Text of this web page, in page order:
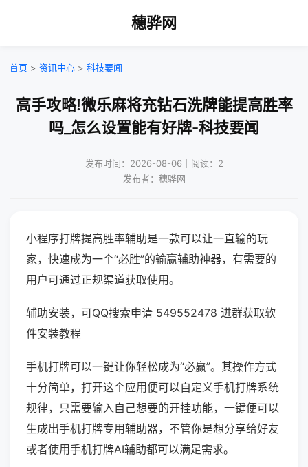
穗骅网
首页 > 资讯中心 > 科技要闻
高手攻略!微乐麻将充钻石洗牌能提高胜率
吗_怎么设置能有好牌-科技要闻
发布时间：2026-08-06｜阅读：2
发布者：穗骅网
小程序打牌提高胜率辅助是一款可以让一直输的玩
家，快速成为一个“必胜”的输赢辅助神器，有需要的
用户可通过正规渠道获取使用。
辅助安装，可QQ搜索申请 549552478 进群获取软
件安装教程
手机打牌可以一键让你轻松成为“必赢”。其操作方式
十分简单，打开这个应用便可以自定义手机打牌系统
规律，只需要输入自己想要的开挂功能，一键便可以
生成出手机打牌专用辅助器，不管你是想分享给好友
或者使用手机打牌AI辅助都可以满足需求。